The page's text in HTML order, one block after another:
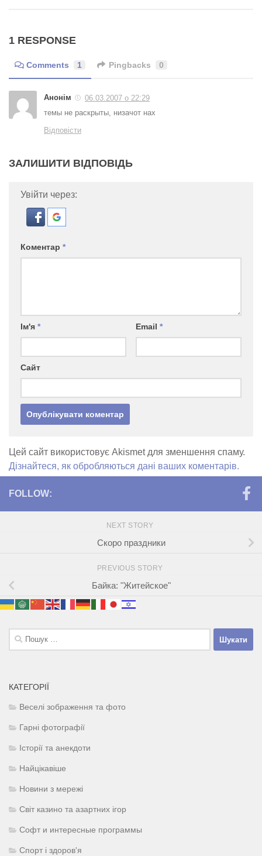
1 RESPONSE
Comments 1 Pingbacks 0
Анонім
06.03.2007 о 22:29
темы не раскрыты, низачот нах
Відповісти
ЗАЛИШИТИ ВІДПОВІДЬ
Увійти через:
Коментар *
Ім'я * Email *
Сайт
Цей сайт використовує Akismet для зменшення спаму.
Дізнайтеся, як обробляються дані ваших коментарів.
FOLLOW:
NEXT STORY
Скоро праздники
PREVIOUS STORY
Байка: "Житейское"
Пошук:
КАТЕГОРІЇ
Веселі зображення та фото
Гарні фотографії
Історії та анекдоти
Найцікавіше
Новини з мережі
Світ казино та азартних ігор
Софт и интересные программы
Спорт і здоров'я